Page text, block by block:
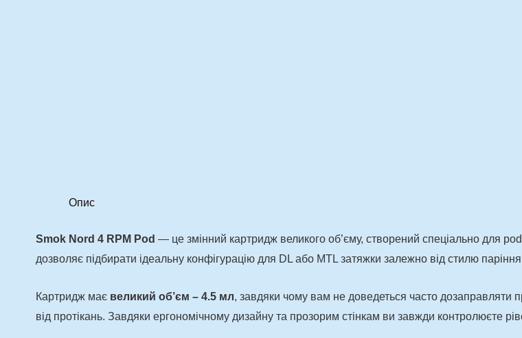
Опис
Smok Nord 4 RPM Pod — це змінний картридж великого об’єму, створений спеціально для
дозволяє підбирати ідеальну конфігурацію для DL або MTL затяжки залежно від стилю
Картридж має великий об’єм – 4.5 мл, завдяки чому вам не доведеться часто дозаправляти
від протікань. Завдяки ергономічному дизайну та прозорим стінкам ви завжди контролюєте